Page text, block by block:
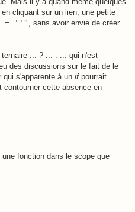
cliquant sur un lien, une petite
= ''" , sans avoir envie de créer
ternaire ... ? ... : ... qui n'est
des discussions sur le fait de le
s'apparente à un ifpourrait
cette absence en
fonction dans le scope que